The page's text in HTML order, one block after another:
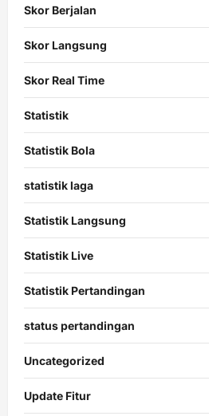
Skor Berjalan
Skor Langsung
Skor Real Time
Statistik
Statistik Bola
statistik laga
Statistik Langsung
Statistik Live
Statistik Pertandingan
status pertandingan
Uncategorized
Update Fitur